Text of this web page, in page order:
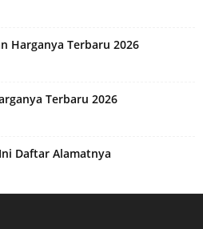
Harganya Terbaru 2026
Terbaru 2026
Daftar Alamatnya